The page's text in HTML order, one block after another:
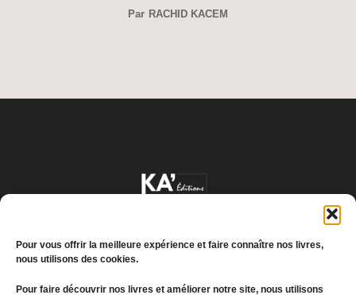
Pour vous offrir la meilleure expérience et faire connaître nos livres,
nous utilisons des cookies.
Pour faire découvrir nos livres et améliorer notre site, nous utilisons
Par RACHID KACEM